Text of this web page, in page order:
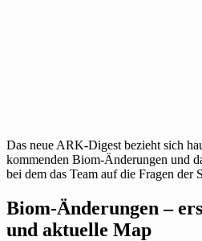
Das neue ARK-Digest bezieht sich
kommenden Biom-Änderungen und
bei dem das Team auf die Fragen der
Biom-Änderungen –
und aktuelle Map